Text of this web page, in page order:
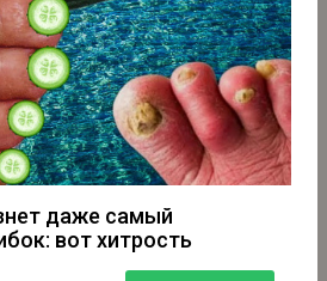
даже самый
вот хитрость